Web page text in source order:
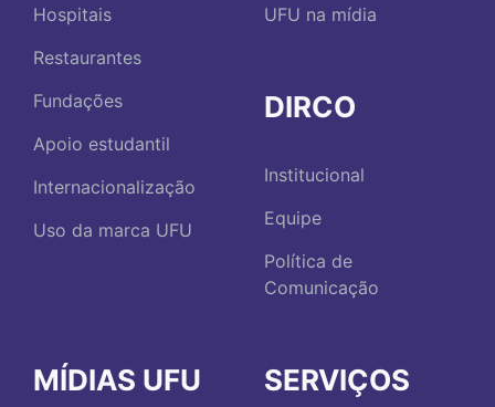
Hospitais
Restaurantes
Fundações
Apoio estudantil
Internacionalização
Uso da marca UFU
UFU na mídia
DIRCO
Institucional
Equipe
Política de
Comunicação
MÍDIAS UFU SERVIÇOS